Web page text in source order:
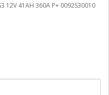
12V 41AH 360A P+ 0092S30010